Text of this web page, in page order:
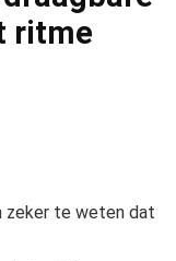
ritme
zeker te weten dat